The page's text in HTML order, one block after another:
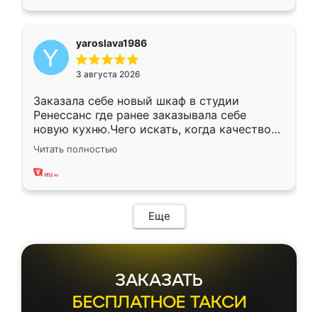
yaroslava1986
3 августа 2026
Заказала себе новый шкаф в студии
Ренессанс где ранее заказывала себе
новую кухню.Чего искать, когда качеством
вполне довольна. Служит кухня уже почти
два года, нареканий нет.
Читать полностью
Еще
ЗАКАЗАТЬ
БЕСПЛАТНОЕ ТАКСИ